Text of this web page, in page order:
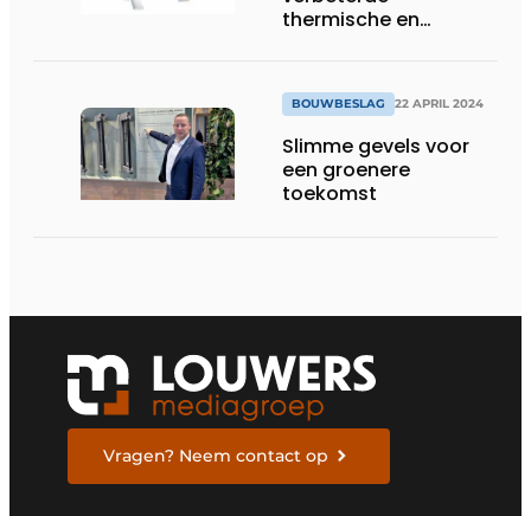
thermische en
BOUWBESLAG 22 APRIL 2024
Slimme gevels voor
een groenere
toekomst
Vragen? Neem contact op